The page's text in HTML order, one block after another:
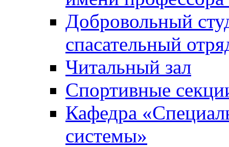
Добровольный
спасательный
Читальный зал
Спортивные
Кафедра
системы»